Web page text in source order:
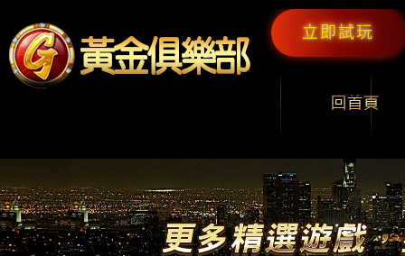
立即試玩